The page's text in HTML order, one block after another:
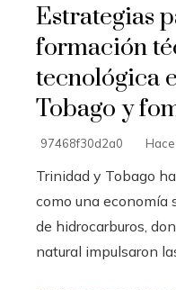
Estrategias
formación
tecnológica
Tobago y
97468f30d2a0
Trinidad y Tobago
como una economía
de hidrocarburos,
natural impulsaron